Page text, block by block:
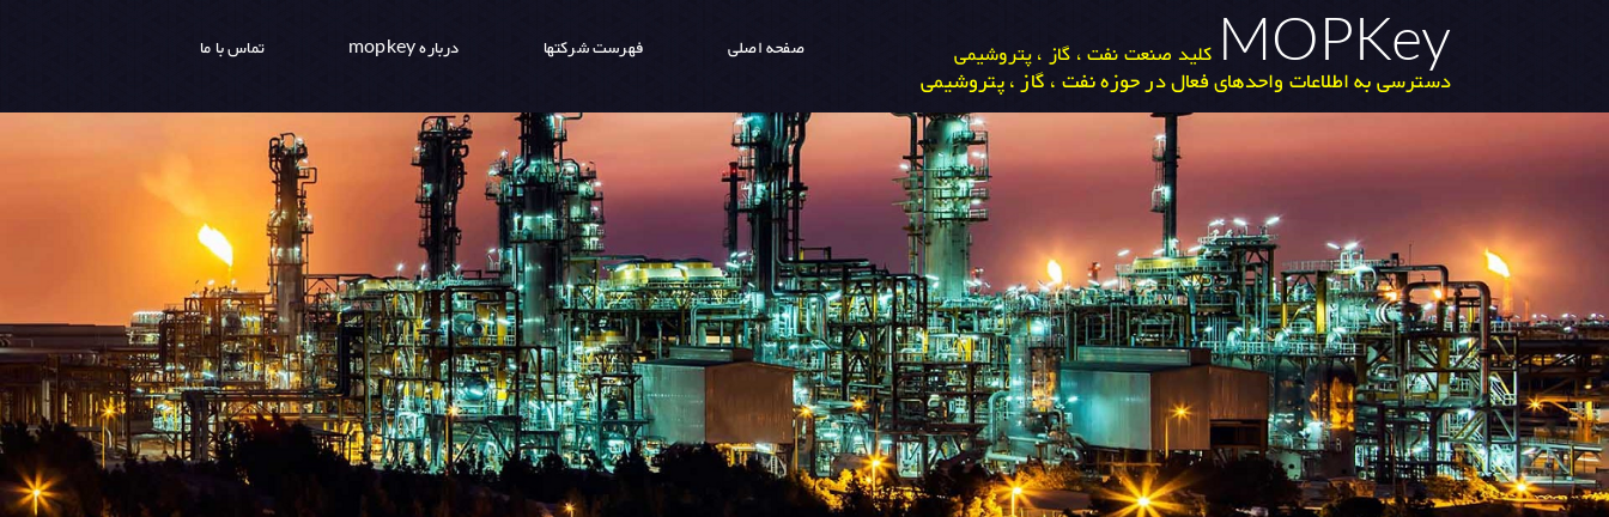
MOPKey کلید صنعت نفت ، گاز ، پتروشیمی
دسترسی به اطلاعات واحدهای فعال در حوزه نفت ، گاز ، پتروشیمی
صفحه اصلی فهرست شرکتها درباره mopkey تماس با ما